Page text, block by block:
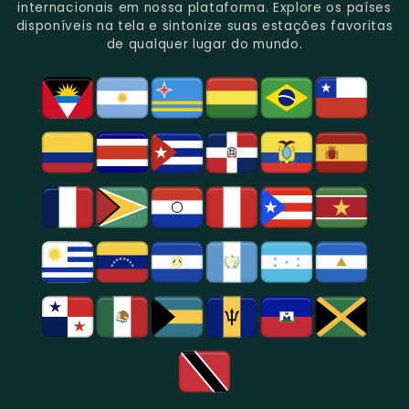
Gênero.
Uma
Rica
Programação
E
Cultural.
No
Jornalismo
Em
Paulo.
Eventos
Esportivos,
Especialmente
Sua
Programação
De
Popular,
Notícias
E
Entretenimento
Na
Região
De
São
Paulo.
internacionais em nossa plataforma. Explore os países
disponíveis na tela e sintonize suas estações favoritas
de qualquer lugar do mundo.